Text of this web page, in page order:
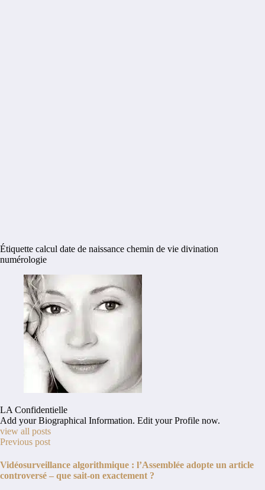
Étiquette calcul date de naissance chemin de vie divination
numérologie
LA Confidentielle
Add your Biographical Information. Edit your Profile now.
view all posts
Previous post
Vidéosurveillance algorithmique : l’Assemblée adopte un article
controversé – que sait-on exactement ?